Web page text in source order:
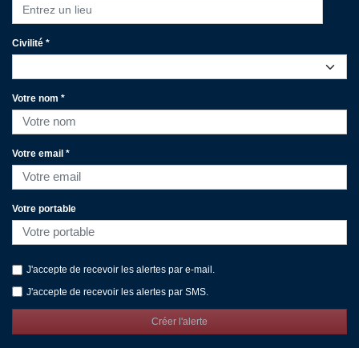
Entrez un lieu
Civilité *
Votre nom *
Votre email *
Votre portable
J'accepte de recevoir les alertes par e-mail.
J'accepte de recevoir les alertes par SMS.
Créer l'alerte